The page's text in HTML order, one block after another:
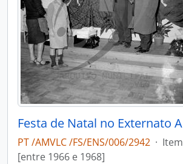
PT /AMVLC /FS/ENS/006/2942 · Item
[entre 1966 e 1968]